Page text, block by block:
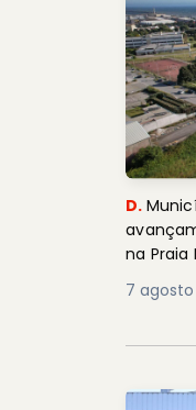
D.
na Praia
7